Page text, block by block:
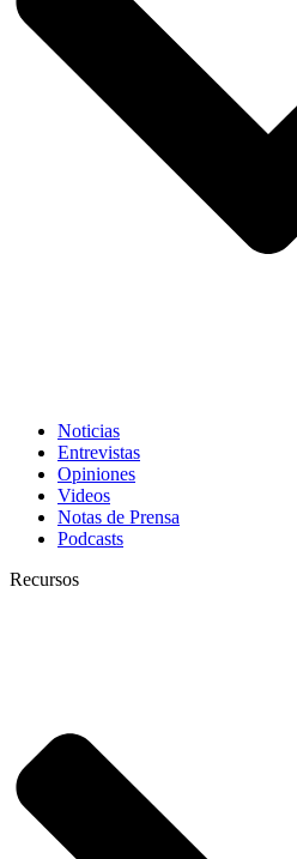
Noticias
Entrevistas
Opiniones
Videos
Notas de Prensa
Podcasts
Recursos